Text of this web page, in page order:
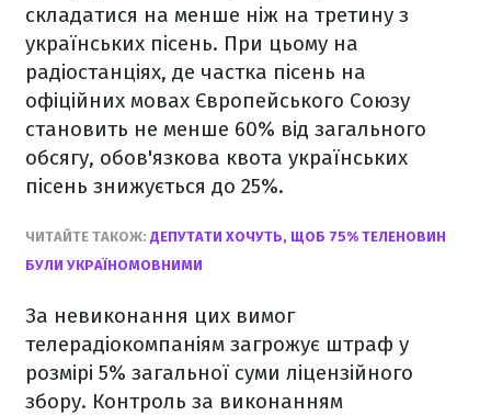
складатися на менше ніж на третину з
українських пісень. При цьому на
радіостанціях, де частка пісень на
офіційних мовах Європейського Союзу
становить не менше 60% від загального
обсягу, обов'язкова квота українських
пісень знижується до 25%.
ЧИТАЙТЕ ТАКОЖ: ДЕПУТАТИ ХОЧУТЬ, ЩОБ 75% ТЕЛЕНОВИН
БУЛИ УКРАЇНОМОВНИМИ
За невиконання цих вимог
телерадіокомпаніям загрожує штраф у
розмірі 5% загальної суми ліцензійного
збору. Контроль за виконанням